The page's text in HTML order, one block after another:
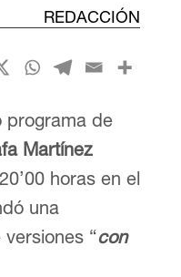
REDACCIÓN
programa de
Martínez
horas en el
una
“con